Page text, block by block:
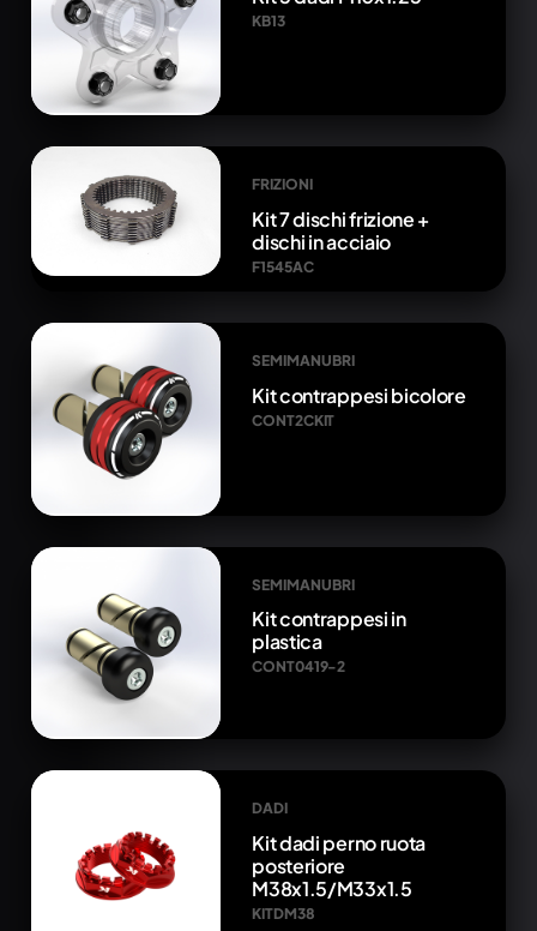
KB13
FRIZIONI
Kit 7 dischi frizione +
dischi in acciaio
F1545AC
SEMIMANUBRI
Kit contrappesi bicolore
CONT2CKIT
SEMIMANUBRI
Kit contrappesi in
plastica
CONT0419-2
DADI
Kit dadi perno ruota
posteriore
M38x1.5/M33x1.5
KITDM38